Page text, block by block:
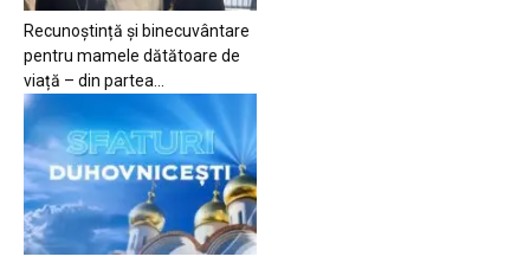
Recunoștință și binecuvântare
pentru mamele dătătoare de
viață – din partea...